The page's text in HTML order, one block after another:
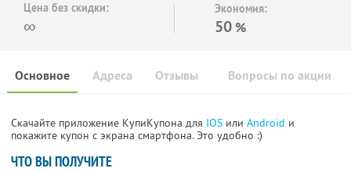
Цена без скидки:
∞
Экономия:
50 %
Основное Отзывы Вопросы по акции
Адреса
Скачайте приложение КупиКупона для IOS или Android и
покажите купон с экрана смартфона. Это удобно :)
ЧТО ВЫ ПОЛУЧИТЕ